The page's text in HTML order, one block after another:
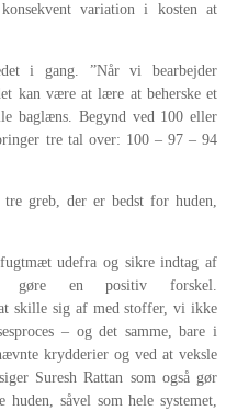
variation i kosten at
i gang. ”Når vi bearbejder
kan være at lære at beherske et
baglæns. Begynd ved 100 eller
tre tal over: 100 – 97 – 94
greb, der er bedst for huden,
udefra og sikre indtag af
gøre en positiv forskel.
skille sig af med stoffer, vi ikke
– og det samme, bare i
krydderier og ved at veksle
Suresh Rattan som også gør
såvel som hele systemet,